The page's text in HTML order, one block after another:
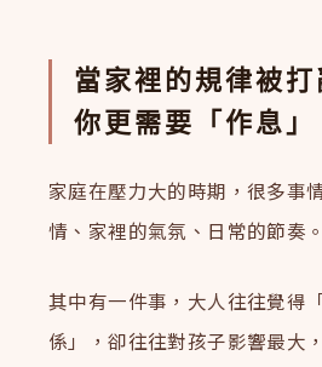
當家裡的規律被
你更需要「作息」
家庭在壓力大的時期，很多事
情、家裡的氣氛、日常的節奏。
其中有一件事，大人往往覺得
係」，卻往往對孩子影響最大